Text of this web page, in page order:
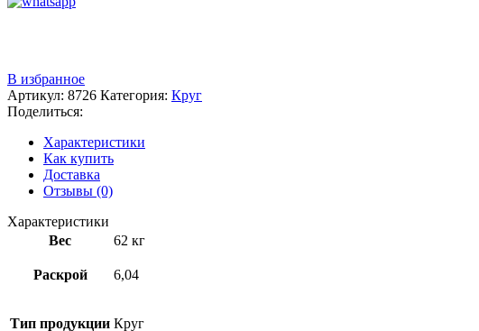
В избранное
Артикул: 8726 Категория: Круг
Поделиться:
Характеристики
Как купить
Доставка
Отзывы (0)
Характеристики
Вес
62 кг
Раскрой 6,04
Тип продукции Круг